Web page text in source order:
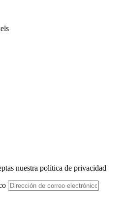
nuestra política de privacidad